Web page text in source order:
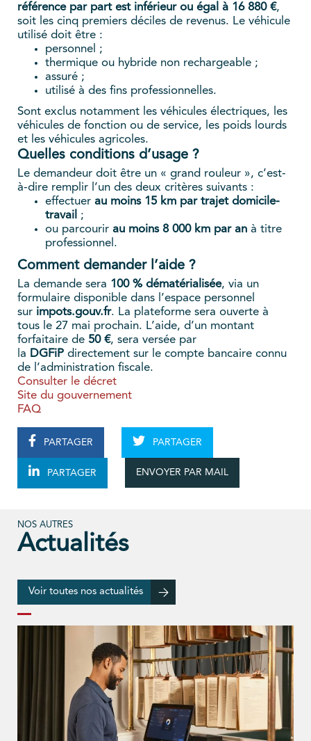
référence par part est inférieur ou égal à 16 880 €,
soit les cinq premiers déciles de revenus. Le véhicule
utilisé doit être :
personnel ;
thermique ou hybride non rechargeable ;
assuré ;
utilisé à des fins professionnelles.
Sont exclus notamment les véhicules électriques, les
véhicules de fonction ou de service, les poids lourds
et les véhicules agricoles.
Quelles conditions d’usage ?
Le demandeur doit être un « grand rouleur », c’est-
à-dire remplir l’un des deux critères suivants :
effectuer au moins 15 km par trajet domicile-
travail ;
ou parcourir au moins 8 000 km par an à titre
professionnel.
Comment demander l’aide ?
La demande sera 100 % dématérialisée, via un
formulaire disponible dans l’espace personnel
sur impots.gouv.fr. La plateforme sera ouverte à
tous le 27 mai prochain. L’aide, d’un montant
forfaitaire de 50 €, sera versée par
la DGFiP directement sur le compte bancaire connu
de l’administration fiscale.
Consulter le décret
Site du gouvernement
FAQ
PARTAGER PARTAGER
PARTAGER ENVOYER PAR MAIL
NOS AUTRES
Actualités
Voir toutes nos actualités